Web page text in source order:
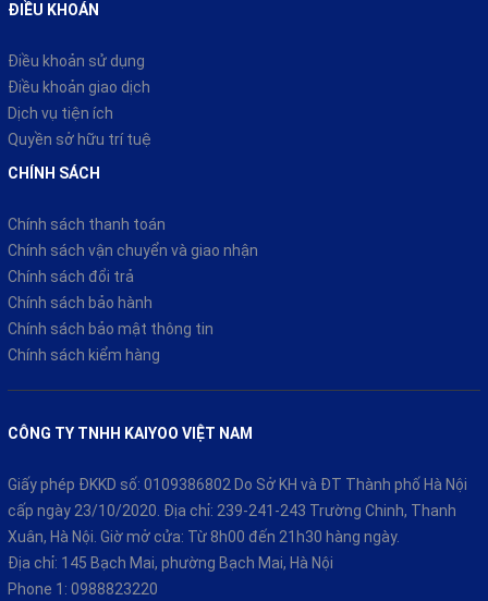
ĐIỀU KHOÁN
Điều khoản sử dụng
Điều khoản giao dịch
Dịch vụ tiện ích
Quyền sở hữu trí tuệ
CHÍNH SÁCH
Chính sách thanh toán
Chính sách vận chuyển và giao nhận
Chính sách đổi trả
Chính sách bảo hành
Chính sách bảo mật thông tin
Chính sách kiểm hàng
CÔNG TY TNHH KAIYOO VIỆT NAM
Giấy phép ĐKKD số: 0109386802 Do Sở KH và ĐT Thành phố Hà Nội
cấp ngày 23/10/2020. Địa chỉ: 239-241-243 Trường Chinh, Thanh
Xuân, Hà Nội. Giờ mở cửa: Từ 8h00 đến 21h30 hàng ngày.
Địa chỉ: 145 Bạch Mai, phường Bạch Mai, Hà Nội
Phone 1: 0988823220